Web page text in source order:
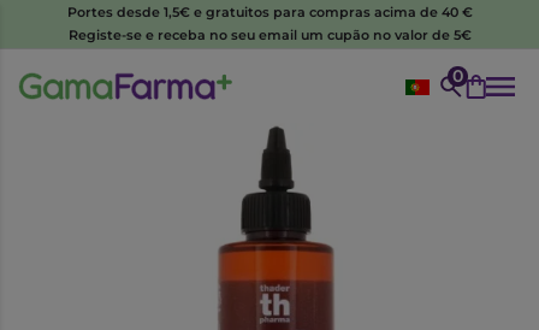
Portes desde 1,5€ e gratuitos para compras acima de 40 €
Registe-se e receba no seu email um cupão no valor de 5€
0